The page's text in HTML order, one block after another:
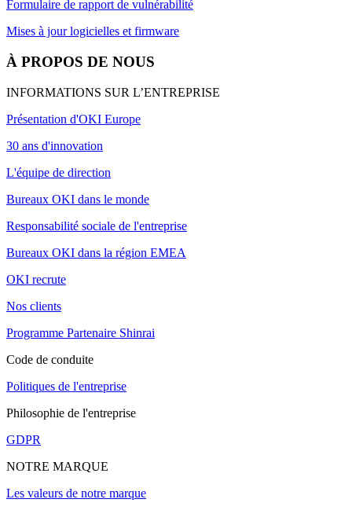
Formulaire de rapport de vulnérabilité
Mises à jour logicielles et firmware
À PROPOS DE NOUS
INFORMATIONS SUR L’ENTREPRISE
Présentation d'OKI Europe
30 ans d'innovation
L'équipe de direction
Bureaux OKI dans le monde
Responsabilité sociale de l'entreprise
Bureaux OKI dans la région EMEA
OKI recrute
Nos clients
Programme Partenaire Shinrai
Code de conduite
Politiques de l'entreprise
Philosophie de l'entreprise
GDPR
NOTRE MARQUE
Les valeurs de notre marque